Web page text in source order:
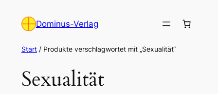
Inhalt
Dominus-Verlag
Start/ Produkte verschlagwortet mit „Sexualität“
Sexualität